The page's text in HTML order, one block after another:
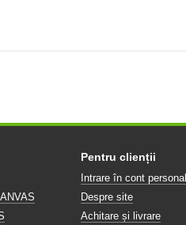
Pentru clienții
Intrare în cont personal
Despre site
Achitare și livrare